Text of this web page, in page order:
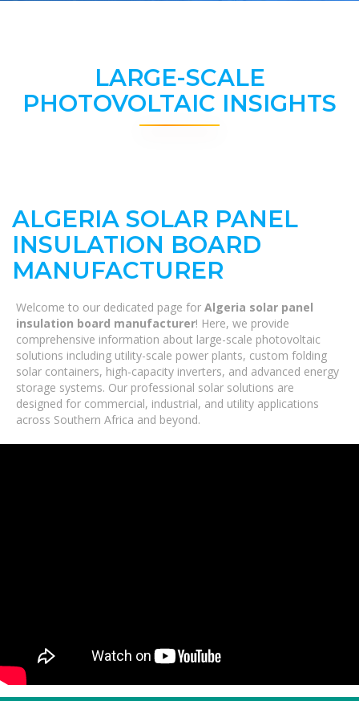
LARGE-SCALE
PHOTOVOLTAIC INSIGHTS
ALGERIA SOLAR PANEL
INSULATION BOARD
MANUFACTURER
Welcome to our dedicated page for Algeria solar panel
insulation board manufacturer! Here, we provide
comprehensive information about large-scale photovoltaic
solutions including utility-scale power plants, custom folding
solar containers, high-capacity inverters, and advanced energy
storage systems. Our professional solar solutions are
designed for commercial, industrial, and utility applications
across Southern Africa and beyond.